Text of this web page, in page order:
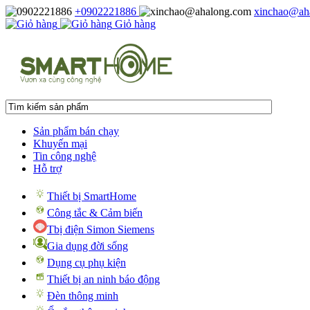
+0902221886
Giỏ hàng
Sản phẩm bán chạy
Khuyến mại
Tin công nghệ
Hỗ trợ
Thiết bị SmartHome
Công tắc & Cảm biến
Tbị điện Simon Siemens
Gia dụng đời sống
Dụng cụ phụ kiện
Thiết bị an ninh báo động
Đèn thông minh